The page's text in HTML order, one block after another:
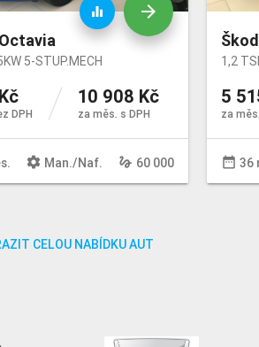
5-STUP.MECH
DPH
10 908 Kč
za měs. s DPH
settings Man./Naf. gesture 60 000
arrow_forward
equalizer
1,2
5
za
date_range 36
CELOU NABÍDKU AUT